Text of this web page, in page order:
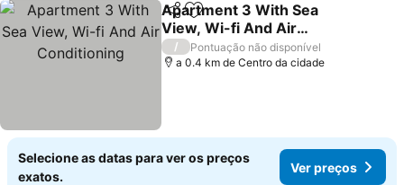
PartilharAdicionar aos favoritos
Apartment 3 With Sea
View, Wi-fi And Air
Conditioning
/
Pontuação não disponível
a 0.4 km de Centro da cidade
Selecione as datas para ver os preços
exatos.
Ver preços